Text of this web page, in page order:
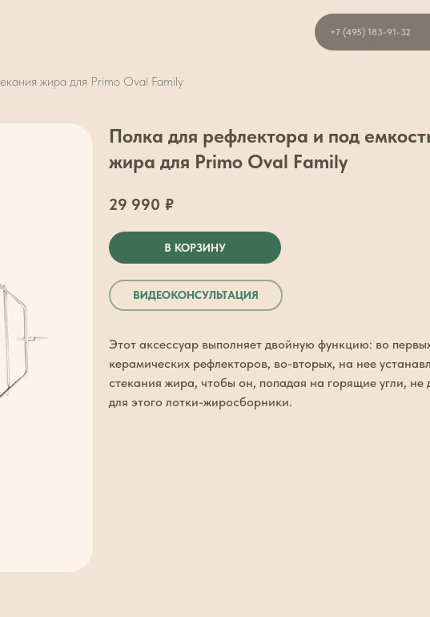
+7 (495) 183-91-32
жира для Primo Oval Family
Полка для рефлектора и под
жира для Primo Oval Family
29 990 ₽
В КОРЗИНУ
ВИДЕОКОНСУЛЬТАЦИЯ
Этот аксессуар выполняет двойную функцию: во
керамических рефлекторов, во-вторых, на нее
стекания жира, чтобы он, попадая на горящие угли, не
для этого лотки-жиросборники.